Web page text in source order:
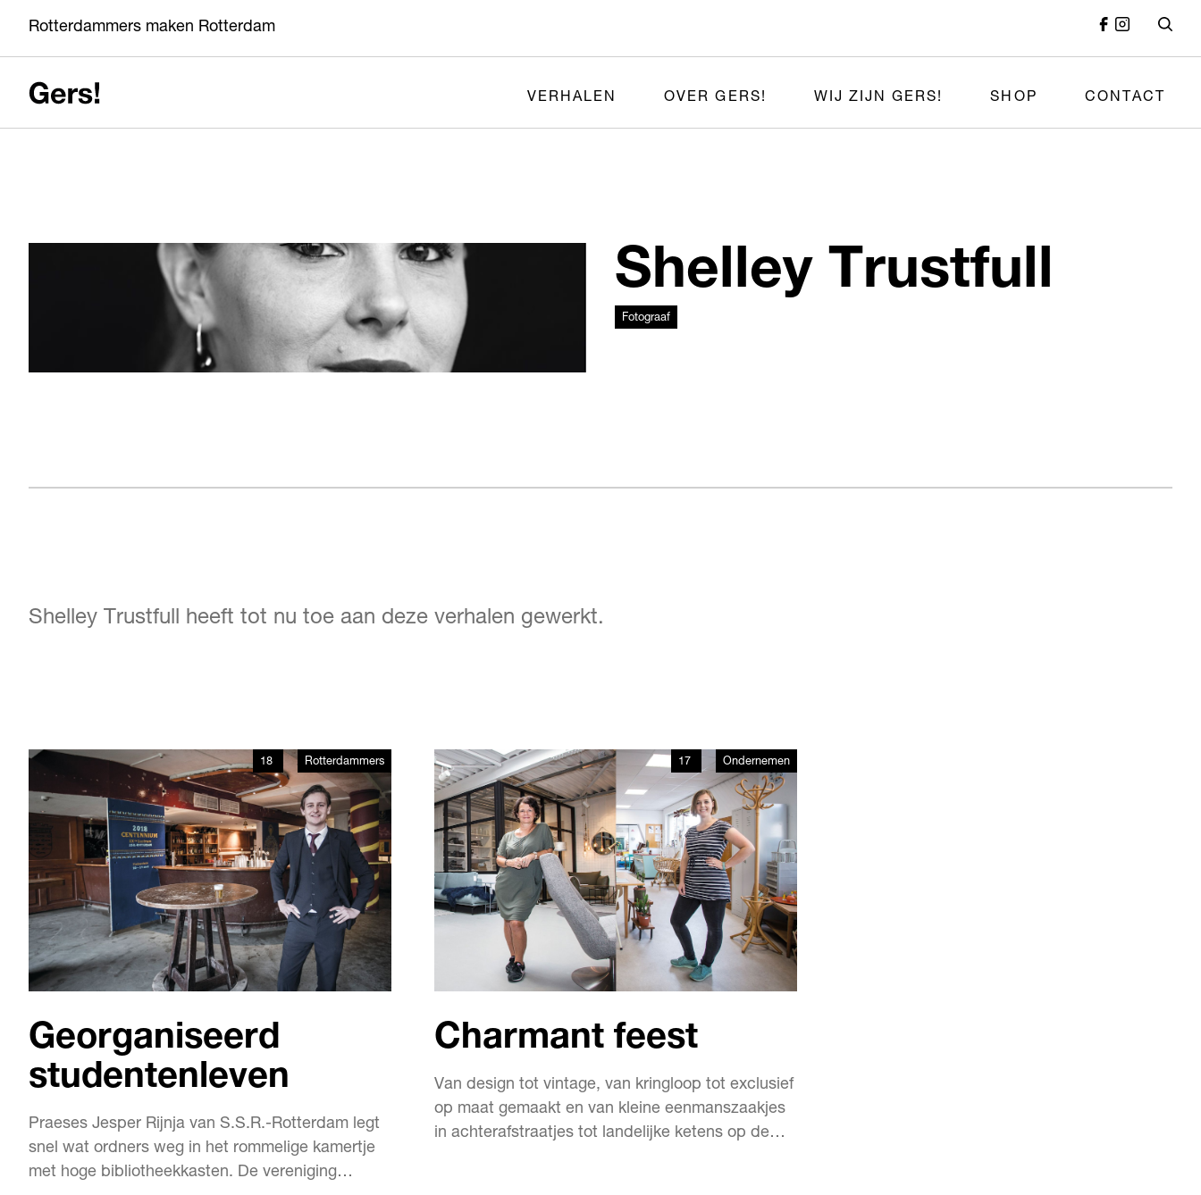
Rotterdammers maken Rotterdam
VERHALEN OVER GERS! WIJ ZIJN GERS! SHOP CONTACT
Shelley Trustfull
Fotograaf
Shelley Trustfull heeft tot nu toe aan deze verhalen gewerkt.
18 Rotterdammers
Georganiseerd
studentenleven
Praeses Jesper Rijnja van S.S.R.-Rotterdam legt
snel wat ordners weg in het rommelige kamertje
met hoge bibliotheekkasten. De vereniging
17 Ondernemen
Charmant feest
Van design tot vintage, van kringloop tot exclusief
op maat gemaakt en van kleine eenmanszaakjes
in achterafstraatjes tot landelijke ketens op de